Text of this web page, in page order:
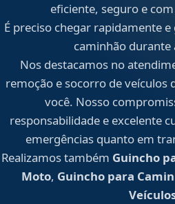
eficiente, seguro e
É preciso chegar rapidamente
caminhão durante
Nos destacamos no
remoção e socorro de veículos
você. Nosso
responsabilidade e excelente
emergências quanto em
Realizamos também Guincho
Moto, Guincho para